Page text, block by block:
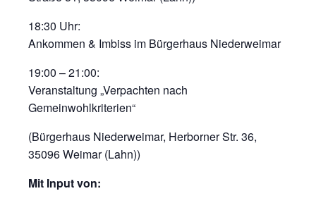
18:30 Uhr:
Ankommen & Imbiss im Bürgerhaus Niederweimar
19:00 – 21:00:
Veranstaltung „Verpachten nach
Gemeinwohlkriterien“
(Bürgerhaus Niederweimar, Herborner Str. 36,
35096 Weimar (Lahn))
Mit Input von: